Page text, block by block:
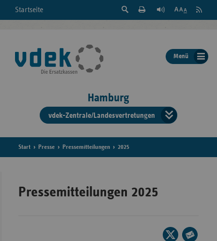
Startseite
Suche
der
Seite
Feed
Menü
Hamburg
vdek-Zentrale/Landesvertretungen
der
Start Presse Pressemitteilungen 2025
Pressemitteilungen 2025
Seite